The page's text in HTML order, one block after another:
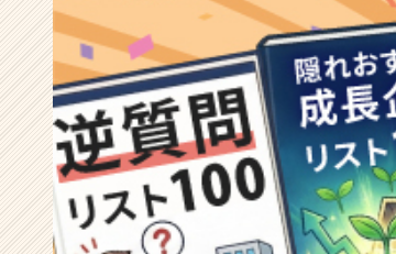
ら
カ
ウ
ト
が
届
く
就
サ